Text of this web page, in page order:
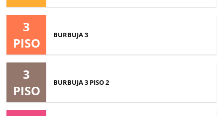
2
BURBUJA
3
PISO
2
BURBUJA 3
BURBUJA
3
PISO
2
BURBUJA 3 PISO 2